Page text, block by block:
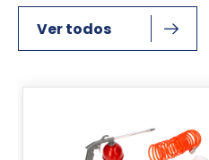
Ver todos